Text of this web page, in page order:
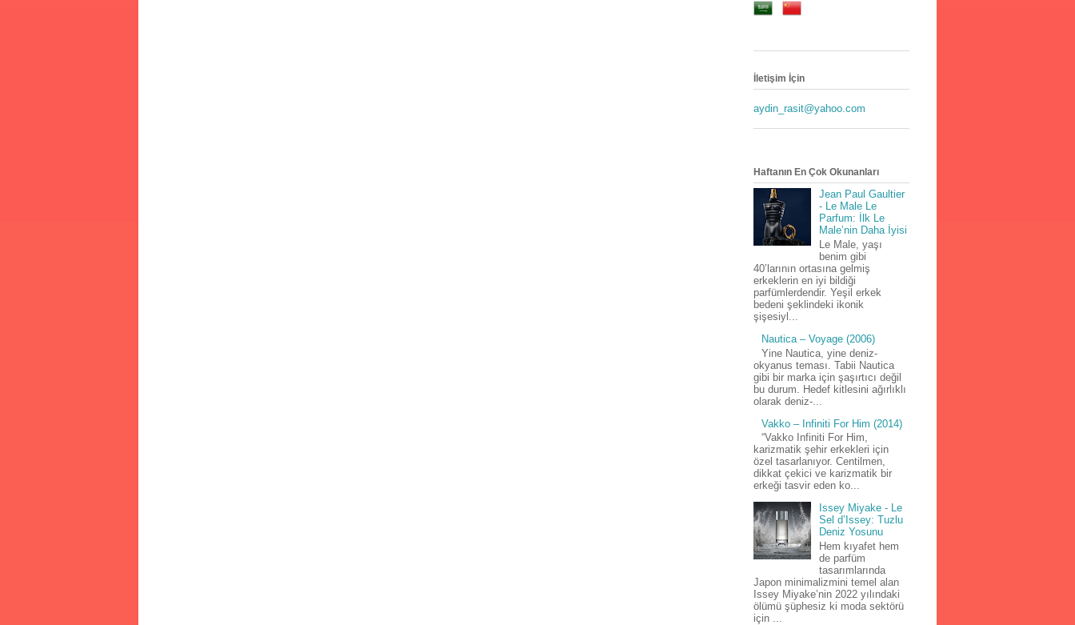
İletişim İçin
aydin_rasit@yahoo.com
Haftanın En Çok Okunanları
Jean Paul Gaultier
- Le Male Le
Parfum: İlk Le
Male’nin Daha İyisi
Le Male, yaşı
benim gibi
40’larının ortasına gelmiş
erkeklerin en iyi bildiği
parfümlerdendir. Yeşil erkek
bedeni şeklindeki ikonik
şişesiyl...
Nautica – Voyage (2006)
Yine Nautica, yine deniz-
okyanus teması. Tabii Nautica
gibi bir marka için şaşırtıcı değil
bu durum. Hedef kitlesini ağırlıklı
olarak deniz-...
Vakko – Infiniti For Him (2014)
“Vakko Infiniti For Him,
karizmatik şehir erkekleri için
özel tasarlanıyor. Centilmen,
dikkat çekici ve karizmatik bir
erkeği tasvir eden ko...
Issey Miyake - Le
Sel d’Issey: Tuzlu
Deniz Yosunu
Hem kıyafet hem
de parfüm
tasarımlarında
Japon minimalizmini temel alan
Issey Miyake’nin 2022 yılındaki
ölümü şüphesiz ki moda sektörü
için ...